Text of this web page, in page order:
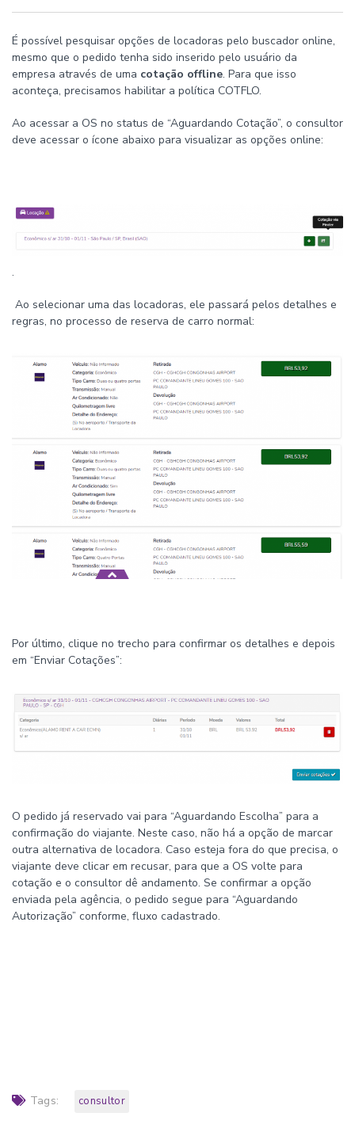
É possível pesquisar opções de locadoras pelo buscador online,
mesmo que o pedido tenha sido inserido pelo usuário da
empresa através de uma cotação offline. Para que isso
aconteça, precisamos habilitar a política COTFLO.
Ao acessar a OS no status de “Aguardando Cotação”, o consultor
deve acessar o ícone abaixo para visualizar as opções online:
.
Ao selecionar uma das locadoras, ele passará pelos detalhes e
regras, no processo de reserva de carro normal:
Por último, clique no trecho para confirmar os detalhes e depois
em “Enviar Cotações”:
O pedido já reservado vai para “Aguardando Escolha” para a
confirmação do viajante. Neste caso, não há a opção de marcar
outra alternativa de locadora. Caso esteja fora do que precisa, o
viajante deve clicar em recusar, para que a OS volte para
cotação e o consultor dê andamento. Se confirmar a opção
enviada pela agência, o pedido segue para “Aguardando
Autorização” conforme, fluxo cadastrado.
Tags: consultor